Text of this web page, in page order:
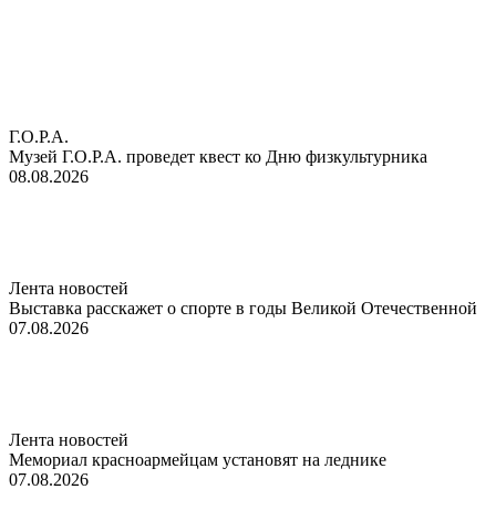
Г.О.Р.А.
Музей Г.О.Р.А. проведет квест ко Дню физкультурника
08.08.2026
Лента новостей
Выставка расскажет о спорте в годы Великой Отечественной
07.08.2026
Лента новостей
Мемориал красноармейцам установят на леднике
07.08.2026